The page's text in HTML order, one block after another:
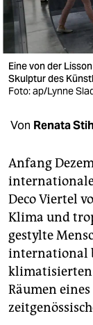
verlag
verlag
veranstaltungen
shop
fragen & hilfe
abo
genossenschaft
epaper login
Eine von der
Skulptur des
Foto: ap/Lynne
Von Renata
Anfang
Deco Viertel
Klima und
gestylte
international
klimatisierten
Räumen